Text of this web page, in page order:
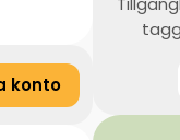
konto